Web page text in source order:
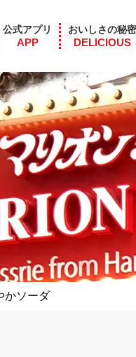
公式アプリ
APP
おいしさの秘密
DELICIOUS
かソーダ